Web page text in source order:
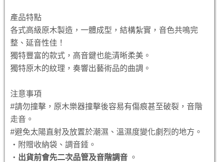
產品特點
各式高級原木製造，一體成型，結構紮實，音色共鳴完
整、延音性佳！
獨特豐富的款式，高音鍵也能清晰柔美。
獨特原木的紋理，奏響出藝術品的曲調。
注意事項
#請勿撞擊，原木樂器撞擊後容易有傷痕甚至破裂，音階
走音。
#避免太陽直射及放置於潮濕、溫濕度變化劇烈的地方。
‧附贈收納袋、調音錘。
‧ 出貨前會先二次品管及音階調音。